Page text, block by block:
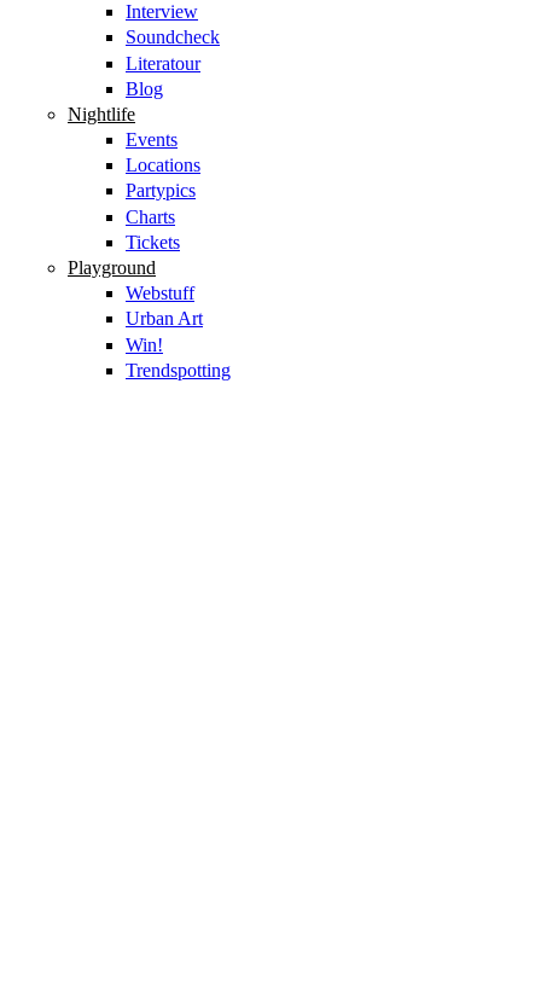
Interview
Soundcheck
Literatour
Blog
Nightlife
Events
Locations
Partypics
Charts
Tickets
Playground
Webstuff
Urban Art
Win!
Trendspotting